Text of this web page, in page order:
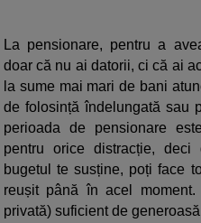
La pensionare, pentru a
doar că nu ai datorii, ci că ai
la sume mai mari de bani
de folosință îndelungată sau
perioada de pensionare
pentru orice distracție,
bugetul te susține, poți face
reușit până în acel
privată) suficient de